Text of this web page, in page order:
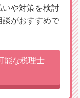
いや対策を検討
談がおすすめで
能な税理士